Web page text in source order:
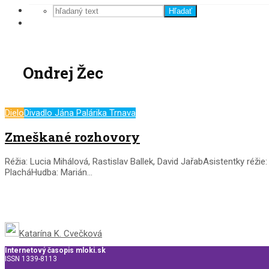
Hľadať
Ondrej Žec
DieloDivadlo Jána Palárika Trnava
Zmeškané rozhovory
Réžia: Lucia Mihálová, Rastislav Ballek, David JařabAsistentky
PlacháHudba: Marián...
Katarína K. Cvečková
Internetový časopis mloki.sk
ISSN 1339-8113